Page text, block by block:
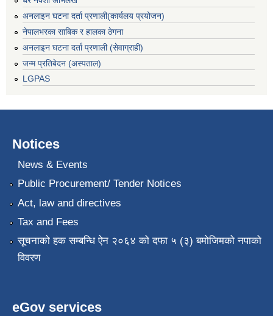
अनलाइन घटना दर्ता प्रणाली(कार्यलय प्रयोजन)
नेपालभरका साबिक र हालका ठेगना
अनलाइन घटना दर्ता प्रणाली (सेवाग्राही)
जन्म प्रतिबेदन (अस्पताल)
LGPAS
Notices
News & Events
Public Procurement/ Tender Notices
Act, law and directives
Tax and Fees
सूचनाको हक सम्बन्धि ऐन २०६४ को दफा ५ (३) बमोजिमको नपाको
विवरण
eGov services